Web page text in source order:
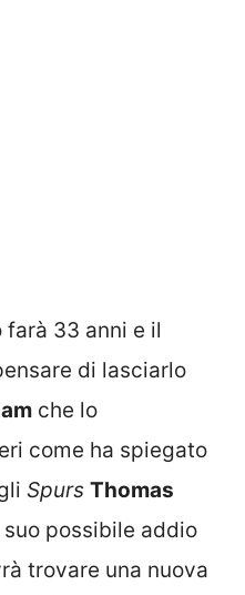
farà 33 anni e il
di lasciarlo
che lo
come ha spiegato
Spurs Thomas
possibile addio
trovare una nuova